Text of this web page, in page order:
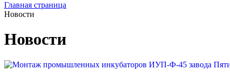
Главная страница
Новости
Новости